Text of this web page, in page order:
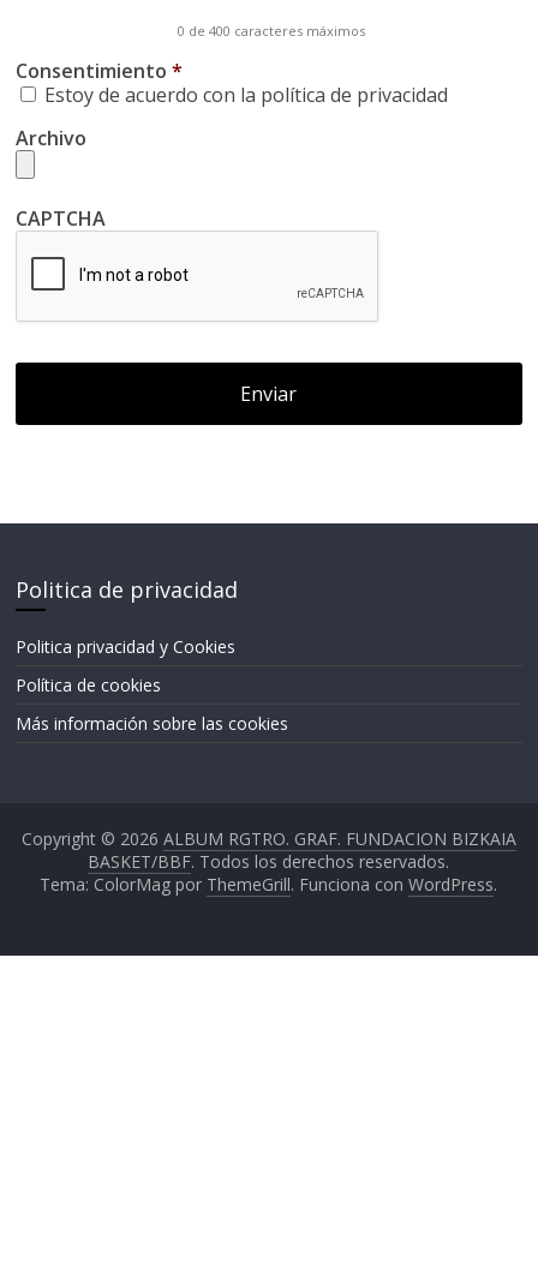
0 de 400 caracteres máximos
Consentimiento *
Estoy de acuerdo con la política de privacidad
Archivo
de
aceptados:
jpg,
tif,
CAPTCHA
Politica de privacidad
Politica privacidad y Cookies
Política de cookies
Más información sobre las cookies
Copyright © 2026 ALBUM RGTRO. GRAF. FUNDACION BIZKAIA
BASKET/BBF. Todos los derechos reservados.
Tema: ColorMag por ThemeGrill. Funciona conWordPress.